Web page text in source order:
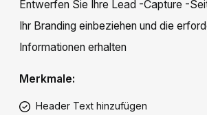
Entwerfen Sie Ihre Lead -Capture -
Ihr Branding einbeziehen und die
Informationen erhalten
Merkmale:
Header Text hinzufügen